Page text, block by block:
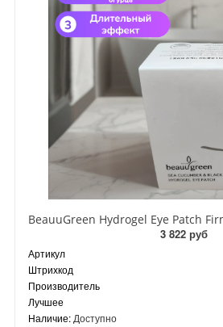
3 822 руб
Артикул
Штрихкод
Производитель
Лучшее
Наличие: Доступно